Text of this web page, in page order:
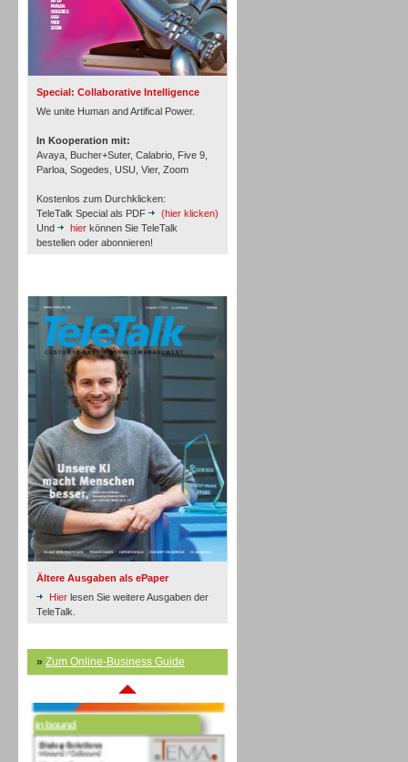
Special: Collaborative Intelligence
We unite Human and Artifical Power.
In Kooperation mit:
Avaya, Bucher+Suter, Calabrio, Five 9,
Parloa, Sogedes, USU, Vier, Zoom
Kostenlos zum Durchklicken:
TeleTalk Special als PDF
(hier klicken)
Und
hier können Sie TeleTalk
bestellen oder abonnieren!
Ältere Ausgaben als ePaper
Hier lesen Sie weitere Ausgaben der
TeleTalk.
» Zum Online-Business Guide
Inbound
Inbound
Inbound